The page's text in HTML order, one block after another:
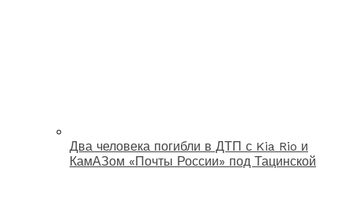
Два человека погибли в ДТП с Kia Rio и
КамАЗом «Почты России» под Тацинской